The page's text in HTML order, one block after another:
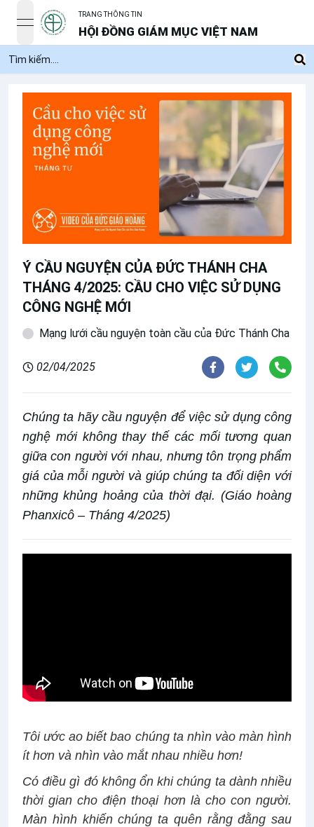
open navigation menu
TRANG THÔNG TIN
HỘI ĐỒNG GIÁM MỤC VIỆT NAM
Ý CẦU NGUYỆN CỦA ĐỨC THÁNH CHA
THÁNG 4/2025: CẦU CHO VIỆC SỬ DỤNG
CÔNG NGHỆ MỚI
Mạng lưới cầu nguyện toàn cầu của Đức Thánh Cha
02/04/2025
Chúng ta hãy cầu nguyện để việc sử dụng công
nghệ mới không thay thế các mối tương quan
giữa con người với nhau, nhưng tôn trọng phẩm
giá của mỗi người và giúp chúng ta đối diện với
những khủng hoảng của thời đại. (Giáo hoàng
Phanxicô – Tháng 4/2025)
Tôi ước ao biết bao chúng ta nhìn vào màn hình
ít hơn và nhìn vào mắt nhau nhiều hơn!
Có điều gì đó không ổn khi chúng ta dành nhiều
thời gian cho điện thoại hơn là cho con người.
Màn hình khiến chúng ta quên rằng đằng sau